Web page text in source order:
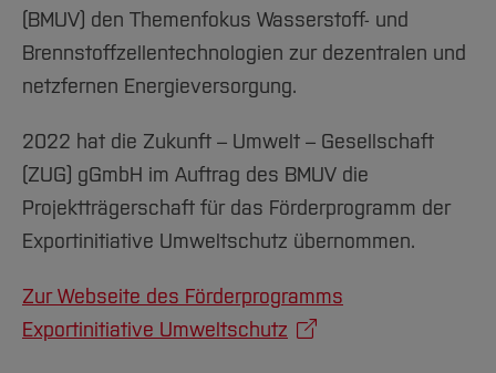
(BMUV) den Themenfokus Wasserstoff- und
Brennstoffzellentechnologien zur dezentralen und
netzfernen Energieversorgung.
2022 hat die Zukunft – Umwelt – Gesellschaft
(ZUG) gGmbH im Auftrag des BMUV die
Projektträgerschaft für das Förderprogramm der
Exportinitiative Umweltschutz übernommen.
Zur Webseite des Förderprogramms
Exportinitiative Umweltschutz